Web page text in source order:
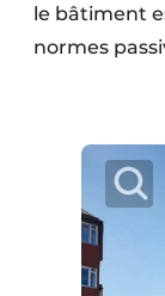
le bâtiment
normes